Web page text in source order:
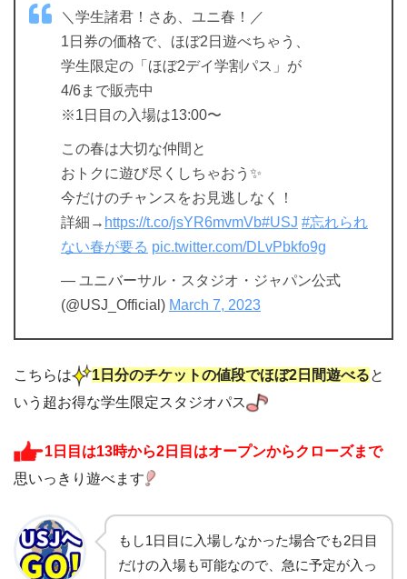
＼学生諸君！さあ、ユニ春！／
1日券の価格で、ほぼ2日遊べちゃう、
学生限定の「ほぼ2デイ学割パス」が
4/6まで販売中
※1日目の入場は13:00〜
この春は大切な仲間と
おトクに遊び尽くしちゃおう✨
今だけのチャンスをお見逃しなく！
詳細→ https://t.co/jsYR6mvmVb#USJ #忘れられ
ない春が要る pic.twitter.com/DLvPbkfo9g
— ユニバーサル・スタジオ・ジャパン公式
(@USJ_Official) March 7, 2023
こちらは 1日分のチケットの値段でほぼ2日間遊べると
いう超お得な学生限定スタジオパス
1日目は13時から2日目はオープンからクローズまで
思いっきり遊べます
もし1日目に入場しなかった場合でも2日目
だけの入場も可能なので、急に予定が入っ